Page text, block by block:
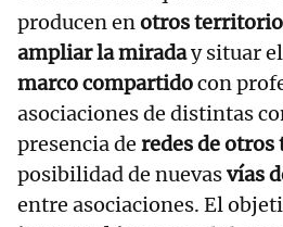
producen enotros
ampliar la miraday situar
marco compartidocon
asociaciones de distintas
presencia de redes de
posibilidad de nuevasvías
entre asociaciones. El